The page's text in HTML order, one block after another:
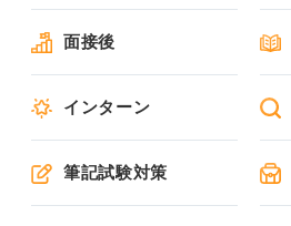
面接後
インターン
筆記試験対策